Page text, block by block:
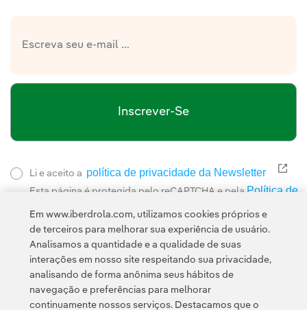
Inscrever-Se
Li e aceito a política de privacidade da Newsletter Link
Esta página é protegida pelo reCAPTCHA e pela Política de
Em www.iberdrola.com, utilizamos cookies próprios e
de terceiros para melhorar sua experiência de usuário.
Analisamos a quantidade e a qualidade de suas
interações em nosso site respeitando sua privacidade,
analisando de forma anônima seus hábitos de
navegação e preferências para melhorar
continuamente nossos serviços. Destacamos que o